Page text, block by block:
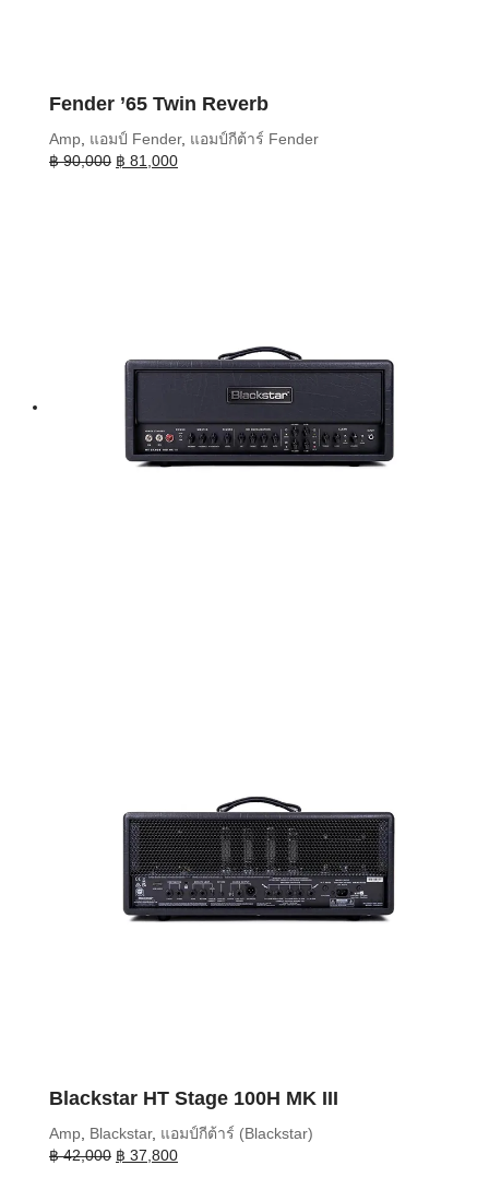
Fender ’65 Twin Reverb
Amp แอมป์ Fender, แอมป์กีต้าร์ Fender
฿90,000 Original
฿ 81,000Current
Blackstar HT Stage 100H MK III
Amp Blackstar, แอมป์กีต้าร์ (Blackstar)
฿42,000 Original
฿ 37,800Current